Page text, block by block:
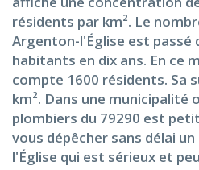
résidents par km². Le
Argenton-l'Église est passé
habitants en dix ans. En ce
compte 1600 résidents. Sa
km². Dans une municipalité
plombiers du 79290 est
vous dépêcher sans délai
l'Église qui est sérieux et